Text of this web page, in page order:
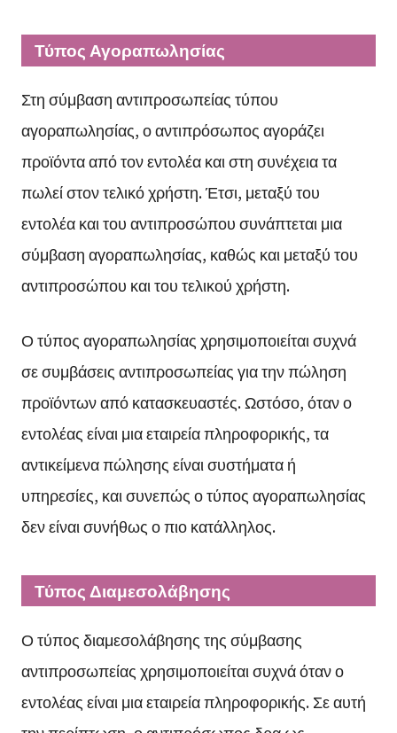
Τύπος Αγοραπωλησίας
Στη σύμβαση αντιπροσωπείας τύπου
αγοραπωλησίας, ο αντιπρόσωπος αγοράζει
προϊόντα από τον εντολέα και στη συνέχεια τα
πωλεί στον τελικό χρήστη. Έτσι, μεταξύ του
εντολέα και του αντιπροσώπου συνάπτεται μια
σύμβαση αγοραπωλησίας, καθώς και μεταξύ του
αντιπροσώπου και του τελικού χρήστη.
Ο τύπος αγοραπωλησίας χρησιμοποιείται συχνά
σε συμβάσεις αντιπροσωπείας για την πώληση
προϊόντων από κατασκευαστές. Ωστόσο, όταν ο
εντολέας είναι μια εταιρεία πληροφορικής, τα
αντικείμενα πώλησης είναι συστήματα ή
υπηρεσίες, και συνεπώς ο τύπος αγοραπωλησίας
δεν είναι συνήθως ο πιο κατάλληλος.
Τύπος Διαμεσολάβησης
Ο τύπος διαμεσολάβησης της σύμβασης
αντιπροσωπείας χρησιμοποιείται συχνά όταν ο
εντολέας είναι μια εταιρεία πληροφορικής. Σε αυτή